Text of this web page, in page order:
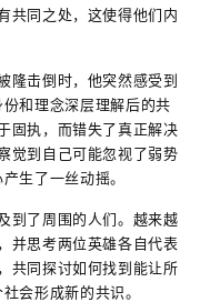
共同之处，这使得他们内
隆击倒时，他突然感受到
和理念深层理解后的共
固执，而错失了真正解决
觉到自己可能忽视了弱势
生了一丝动摇。
到了周围的人们。越来越
并思考两位英雄各自代表
共同探讨如何找到能让所
会形成新的共识。